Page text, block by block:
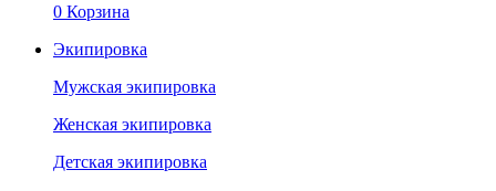
0 Корзина
Экипировка
Мужская экипировка
Женская экипировка
Детская экипировка